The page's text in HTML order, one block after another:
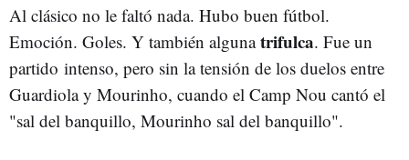
Al clásico no le faltó nada. Hubo buen fútbol.
Emoción. Goles. Y también algunatrifulca. Fue un
partido intenso, pero sin la tensión de los duelos entre
Guardiola y Mourinho, cuando el Camp Nou cantó el
"sal del banquillo, Mourinho sal del banquillo".